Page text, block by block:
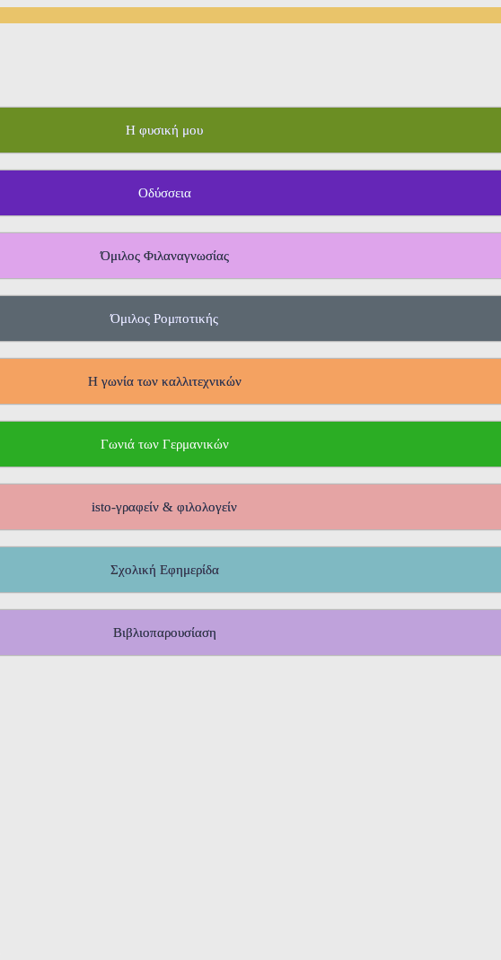
Η φυσική μου
Οδύσσεια
Όμιλος Φιλαναγνωσίας
Όμιλος Ρομποτικής
Η γωνία των καλλιτεχνικών
Γωνιά των Γερμανικών
isto-γραφείν & φιλολογείν
Σχολική Εφημερίδα
Βιβλιοπαρουσίαση